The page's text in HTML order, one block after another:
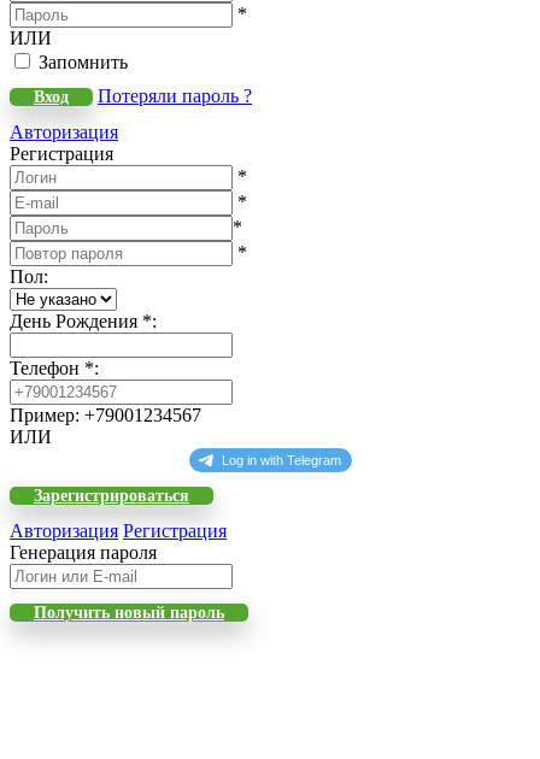
*
ИЛИ
Запомнить
Вход
Потеряли пароль ?
Авторизация
Регистрация
*
*
*
*
Пол:
День Рождения *:
Телефон *:
Пример: +79001234567
ИЛИ
Зарегистрироваться
Авторизация Регистрация
Генерация пароля
Получить новый пароль